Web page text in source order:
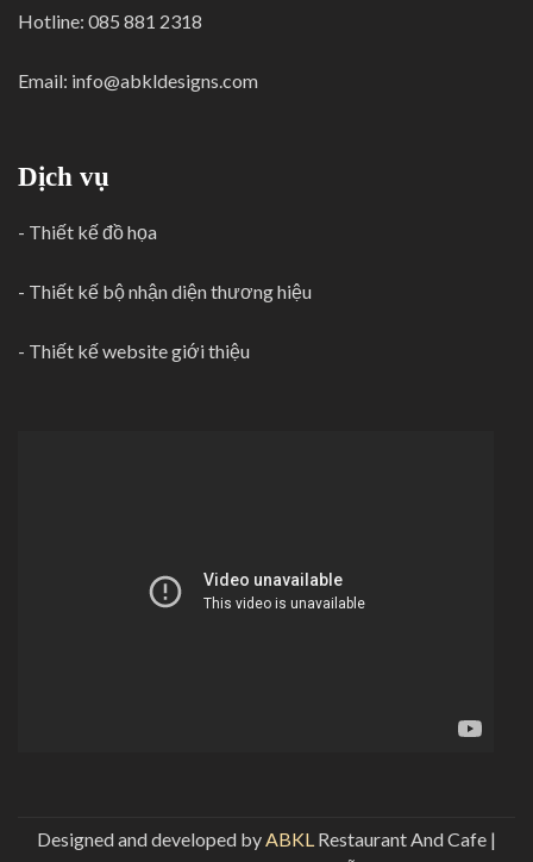
Hotline: 085 881 2318
Email: info@abkldesigns.com
Dịch vụ
- Thiết kế đồ họa
- Thiết kế bộ nhận diện thương hiệu
- Thiết kế website giới thiệu
Designed and developed byABKL Restaurant And Cafe |